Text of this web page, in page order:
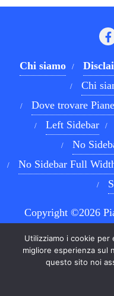
Chi siamo
Chi
Dove trovare
Left Sidebar
No
No Sidebar Full
Copyright ©2026
rights reserved.
Utilizziamo i cookie per
migliore esperienza sul
questo sito noi